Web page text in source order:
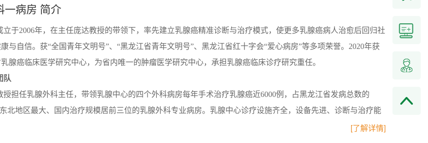
一病房 简介
立于2006年，在主任庞达教授的带领下，率先建立乳腺癌精准诊断与治疗模式，使更多乳腺癌病人治愈后回归社
与自信。获“全国青年文明号”、“黑龙江省青年文明号”、黑龙江省红十字会“爱心病房”等多项荣誉。2020年获
腺癌临床医学研究中心，为省内唯一的肿瘤医学研究中心，承担乳腺癌临床诊疗研究重任。
队
授担任乳腺外科主任，带领乳腺中心的四个外科病房每年手术治疗乳腺癌近6000例，占黑龙江省发病总数的
北地区最大、国内治疗规模居前三位的乳腺外科专业病房。乳腺中心诊疗设施齐全，设备先进、诊断与治疗能
[了解详情]